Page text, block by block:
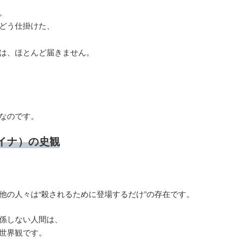
仕掛けた、
ほとんど届きません。
のです。
ナ）の史観
人々は“殺されるために登場するだけ”の存在です。
ない人間は、
界観です。